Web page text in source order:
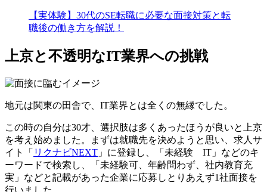
【実体験】30代のSE転職に必要な面接対策と転
職後の働き方を解説！
上京と不透明なIT業界への挑戦
地元は関東の田舎で、IT業界とは全くの無縁でした。
この時の自分は30才、選択肢は多くあったほうが良いと上京
を考え始めました。まずは就職先を決めようと思い、求人サ
イト「 リクナビNEXT 」に登録し、「未経験 IT」などのキ
ーワードで検索し、「未経験可、年齢問わず、社内教育充
実」などと記載があった企業に応募しとりあえず1社面接を